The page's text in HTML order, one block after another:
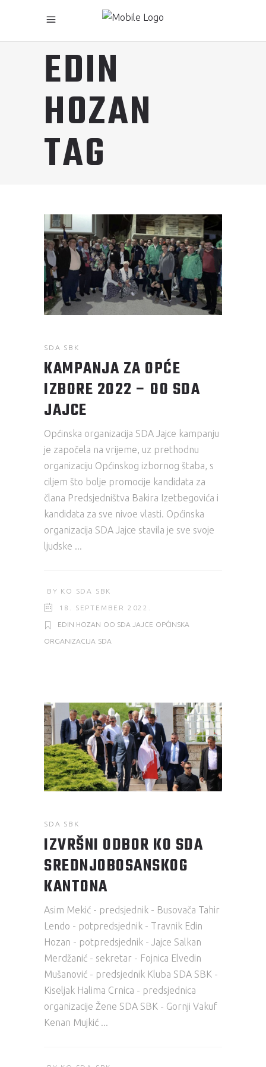
EDIN
HOZAN
TAG
SDA SBK
KAMPANJA ZA OPĆE
IZBORE 2022 – OO SDA
JAJCE
Općinska organizacija SDA Jajce kampanju
je započela na vrijeme, uz prethodnu
organizaciju Općinskog izbornog štaba, s
ciljem što bolje promocije kandidata za
člana Predsjedništva Bakira Izetbegovića i
kandidata za sve nivoe vlasti. Općinska
organizacija SDA Jajce stavila je sve svoje
ljudske
BY KO SDA SBK
18. SEPTEMBER 2022.
EDIN HOZAN OO SDA JAJCE OPĆINSKA
ORGANIZACIJA SDA
SDA SBK
IZVRŠNI ODBOR KO SDA
SREDNJOBOSANSKOG
KANTONA
Asim Mekić - predsjednik - Busovača Tahir
Lendo - potpredsjednik - Travnik Edin
Hozan - potpredsjednik - Jajce Salkan
Merdžanić - sekretar - Fojnica Elvedin
Mušanović - predsjednik Kluba SDA SBK -
Kiseljak Halima Crnica - predsjednica
organizacije Žene SDA SBK - Gornji Vakuf
Kenan Mujkić